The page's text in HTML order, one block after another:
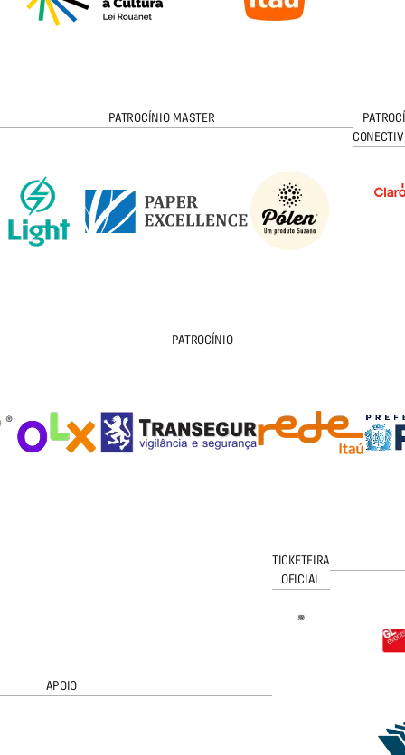
PATROCÍNIO MASTER
PATROCÍNIO
APOIO
TICKETEIRA
OFICIAL